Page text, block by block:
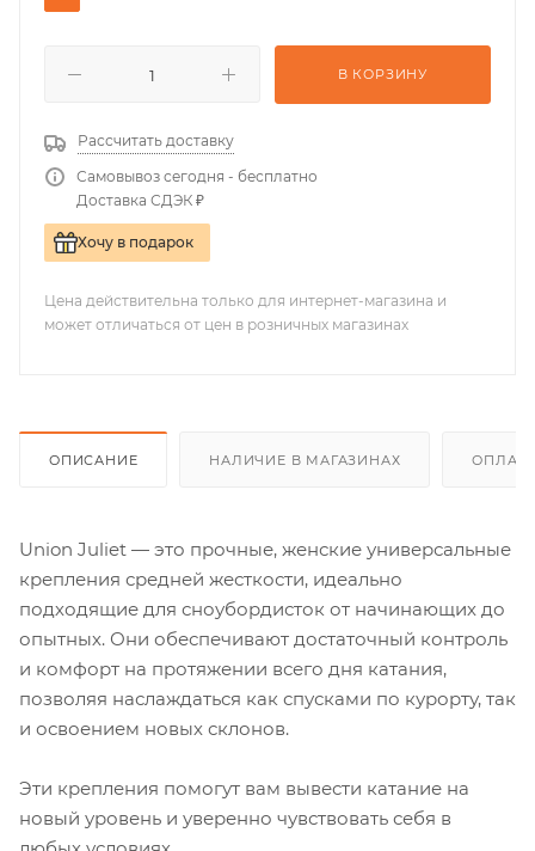
В КОРЗИНУ
Рассчитать доставку
Самовывоз сегодня - бесплатно
Доставка СДЭК ₽
Хочу в подарок
Цена действительна только для интернет-магазина и
может отличаться от цен в розничных магазинах
ОПИСАНИЕ НАЛИЧИЕ В МАГАЗИНАХ
Union Juliet — это прочные, женские универсальные
крепления средней жесткости, идеально
подходящие для сноубордисток от начинающих до
опытных. Они обеспечивают достаточный контроль
и комфорт на протяжении всего дня катания,
позволяя наслаждаться как спусками по курорту, так
и освоением новых склонов.
Эти крепления помогут вам вывести катание на
новый уровень и уверенно чувствовать себя в